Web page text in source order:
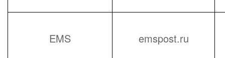
EMS emspost.ru